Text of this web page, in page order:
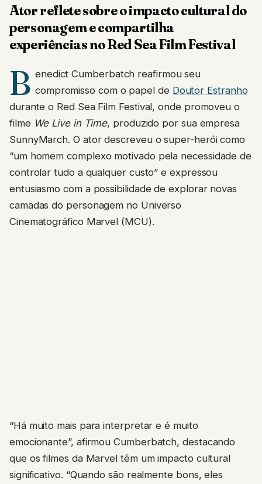
Ator reflete sobre o impacto cultural do
personagem e compartilha
experiências no Red Sea Film Festival
B enedict Cumberbatch reafirmou seu
compromisso com o papel de Doutor Estranho
durante o Red Sea Film Festival, onde promoveu o
filme We Live in Time, produzido por sua empresa
SunnyMarch. O ator descreveu o super-herói como
“um homem complexo motivado pela necessidade de
controlar tudo a qualquer custo” e expressou
entusiasmo com a possibilidade de explorar novas
camadas do personagem no Universo
Cinematográfico Marvel (MCU).
“Há muito mais para interpretar e é muito
emocionante”, afirmou Cumberbatch, destacando
que os filmes da Marvel têm um impacto cultural
significativo. “Quando são realmente bons, eles